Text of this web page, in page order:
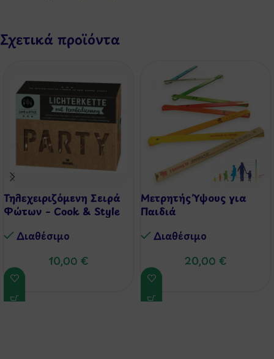
Σχετικά προϊόντα
Τηλεχειριζόμενη Σειρά
Φώτων – Cook & Style
Διαθέσιμo
10,00 €
Μετρητής Ύψους για
Παιδιά
Διαθέσιμo
20,00 €